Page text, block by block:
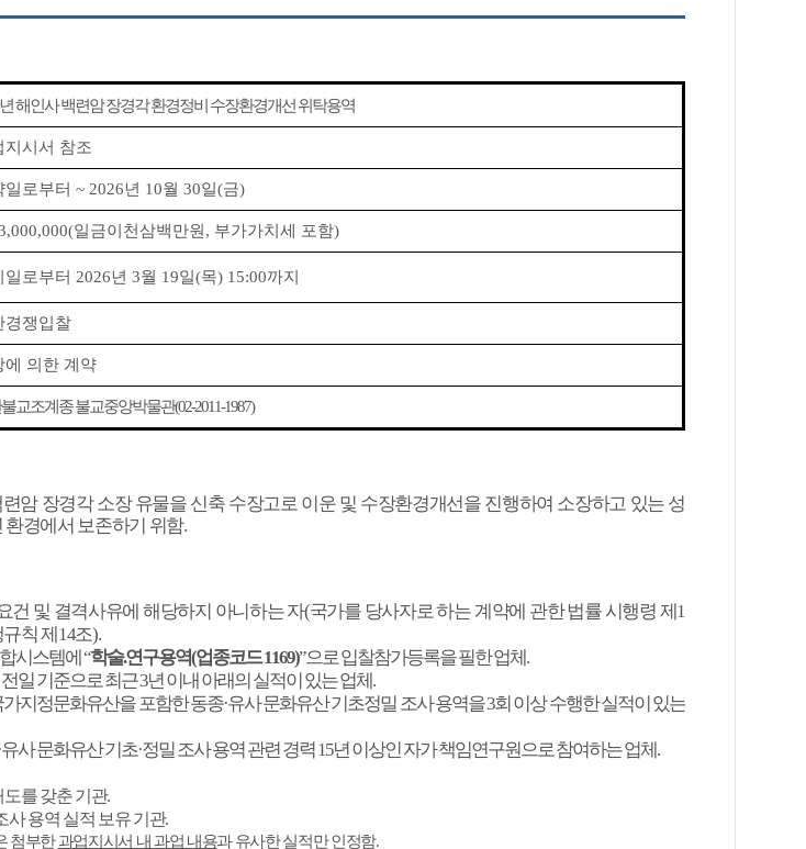
해인사 백련암 장경각 환경정비 수장환경개선 위탁용역
지시서 참조
일로부터 ~ 2026년 10월 30일(금)
일금이천삼백만원 , 부가가치세 포함)
일로부터 2026년 3월 19일(목) 15:00까지
경쟁입찰
에 의한 계약
교조계종 불교중앙박물관(02-2011-1987)
암 장경각 소장 유물을 신축 수장고로 이운 및 수장환경개선을 진행하여 소장하고 있는 성
경에서 보존하기 위함.
건 및 결격사유에 해당하지 아니하는 자(국가를 당사자로 하는 계약에 관한 법률 시행령 제1
칙 제14조).
시스템에 “학술.연구용역(업종코드1169)”으로 입찰참가등록을 필한 업체.
일 기준으로 최근3년 이내 아래의 실적이 있는 업체.
지정문화유산을 포함한 동종·유사 문화유산 기초정밀 조사 용역을3회 이상 수행한 실적이 있는
유사 문화유산 기초·정밀 조사 용역 관련 경력15년 이상인 자가 책임연구원으로 참여하는 업체.
를 갖춘 기관.
사 용역 실적 보유 기관.
첨부한과업지시서 내 과업 내용과 유사한 실적만 인정함.